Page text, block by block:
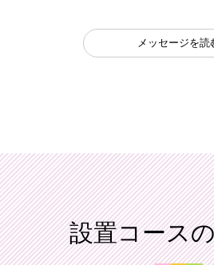
メッセージを読
設置コース